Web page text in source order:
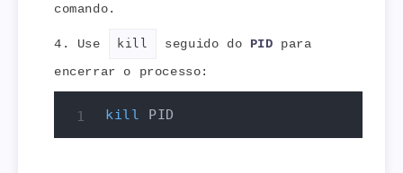
comando.
Use kill seguido do PID para
encerrar o processo:
kill PID